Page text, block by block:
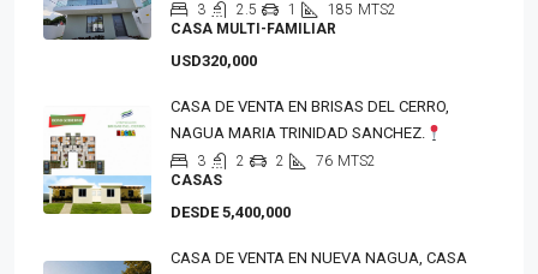
3 2.5 1 185 MTS2
CASA MULTI-FAMILIAR
USD320,000
CASA DE VENTA EN BRISAS DEL CERRO,
NAGUA MARIA TRINIDAD SANCHEZ.
3 2 2 76 MTS2
CASAS
DESDE 5,400,000
CASA DE VENTA EN NUEVA NAGUA, CASA